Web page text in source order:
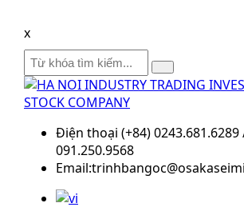
x
Điện thoại (+84) 0243.681.6289
091.250.9568